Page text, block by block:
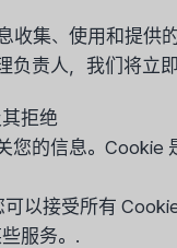
收集、使用和提供
负责人，我们将立
拒绝
您的信息。
以接受所有
服务。.